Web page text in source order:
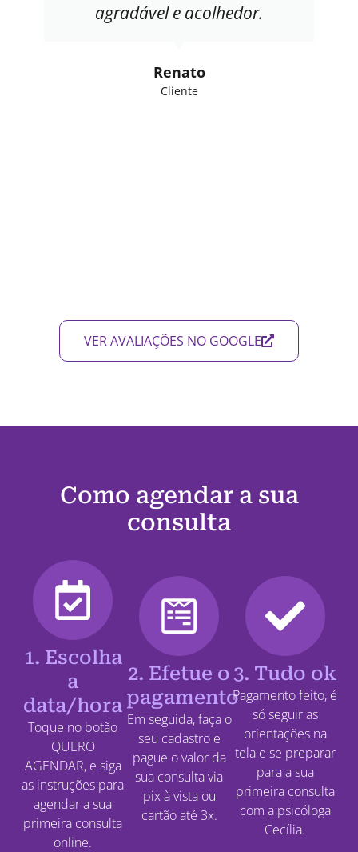
agradável e acolhedor.
Renato
Cliente
VER AVALIAÇÕES NO GOOGLE
Como agendar a sua
consulta
1. Escolha
a
data/hora
Toque no botão
QUERO
AGENDAR, e siga
as instruções para
agendar a sua
primeira consulta
online.
2. Efetue o
pagamento
Em seguida, faça o
seu cadastro e
pague o valor da
sua consulta via
pix à vista ou
cartão até 3x.
3. Tudo ok
Pagamento feito, é
só seguir as
orientações na
tela e se preparar
para a sua
primeira consulta
com a psicóloga
Cecília.